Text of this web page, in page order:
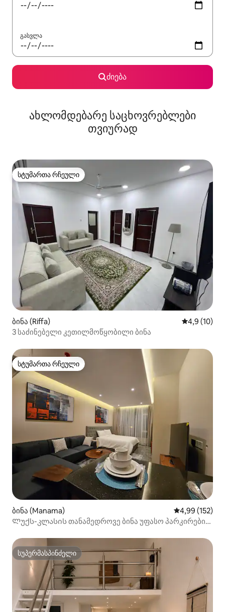
გასვლა
ძიება
ახლომდებარე საცხოვრებლები
თვიურად
სტუმართა რჩეული
სტუმართა რჩეული
ბინა (Riffa) საშუალო
4,9 (10)
3 საძინებელი კეთილმოწყობილი ბინა
სტუმართა რჩეული
სტუმართა რჩეული
ბინა (Manama) საშუალო
4,99 (152)
Ლუქს-კლასის თანამედროვე ბინა უფასო პარკირების
სუპერმასპინძელი
სუპერმასპინძელი